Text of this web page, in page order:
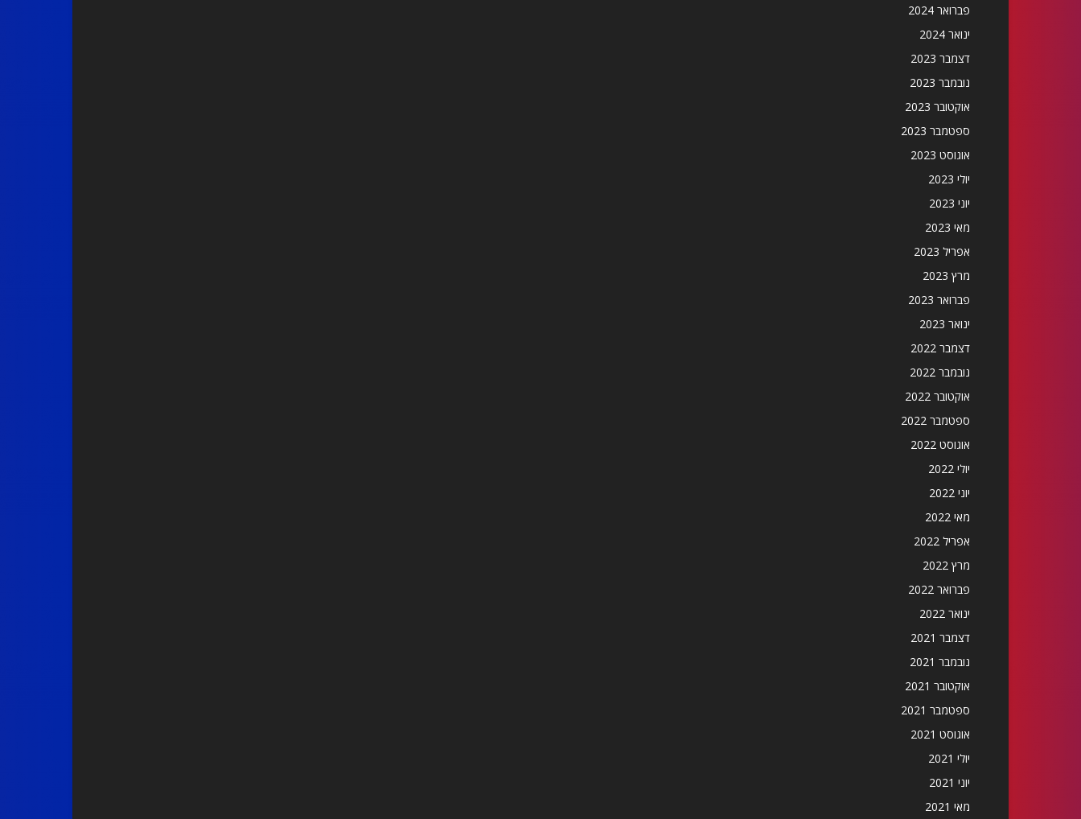
פברואר 2024
ינואר 2024
דצמבר 2023
נובמבר 2023
אוקטובר 2023
ספטמבר 2023
אוגוסט 2023
יולי 2023
יוני 2023
מאי 2023
אפריל 2023
מרץ 2023
פברואר 2023
ינואר 2023
דצמבר 2022
נובמבר 2022
אוקטובר 2022
ספטמבר 2022
אוגוסט 2022
יולי 2022
יוני 2022
מאי 2022
אפריל 2022
מרץ 2022
פברואר 2022
ינואר 2022
דצמבר 2021
נובמבר 2021
אוקטובר 2021
ספטמבר 2021
אוגוסט 2021
יולי 2021
יוני 2021
מאי 2021